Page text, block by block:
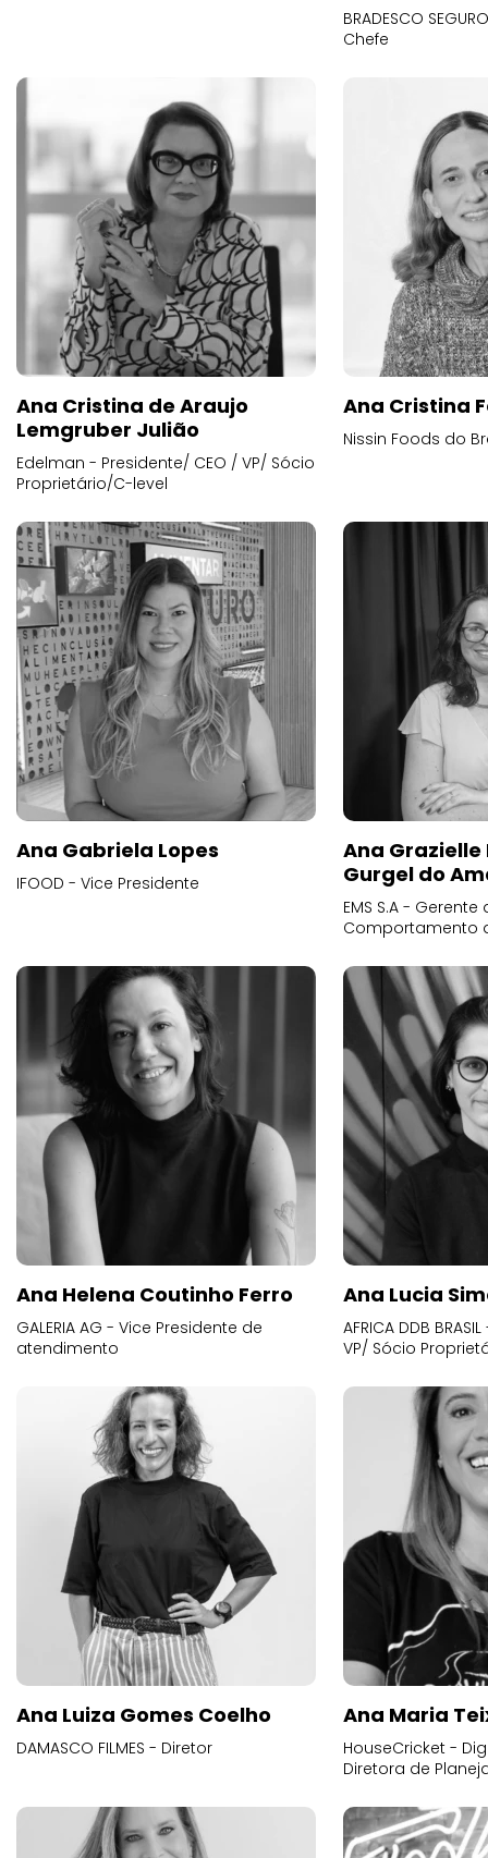
BRADESCO
Chefe
Ana Cristina de Araujo
Lemgruber Julião
Edelman - Presidente/ CEO / VP/ Sócio
Proprietário/C-level
Ana Cristina
Nissin Foods do
Ana Gabriela Lopes
IFOOD - Vice Presidente
Ana
Gurgel do
EMS S.A -
Comportamento
Ana Helena Coutinho Ferro
GALERIA AG - Vice Presidente de
atendimento
Ana Lucia
AFRICA DDB
VP/ Sócio
Ana Luiza Gomes Coelho
DAMASCO FILMES - Diretor
Ana Maria
HouseCricket -
Diretora de